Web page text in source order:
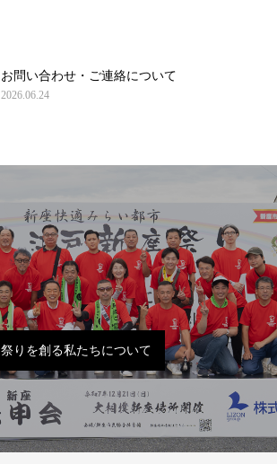
お問い合わせ・ご連絡について
2026.06.24
祭りを創る私たちについて